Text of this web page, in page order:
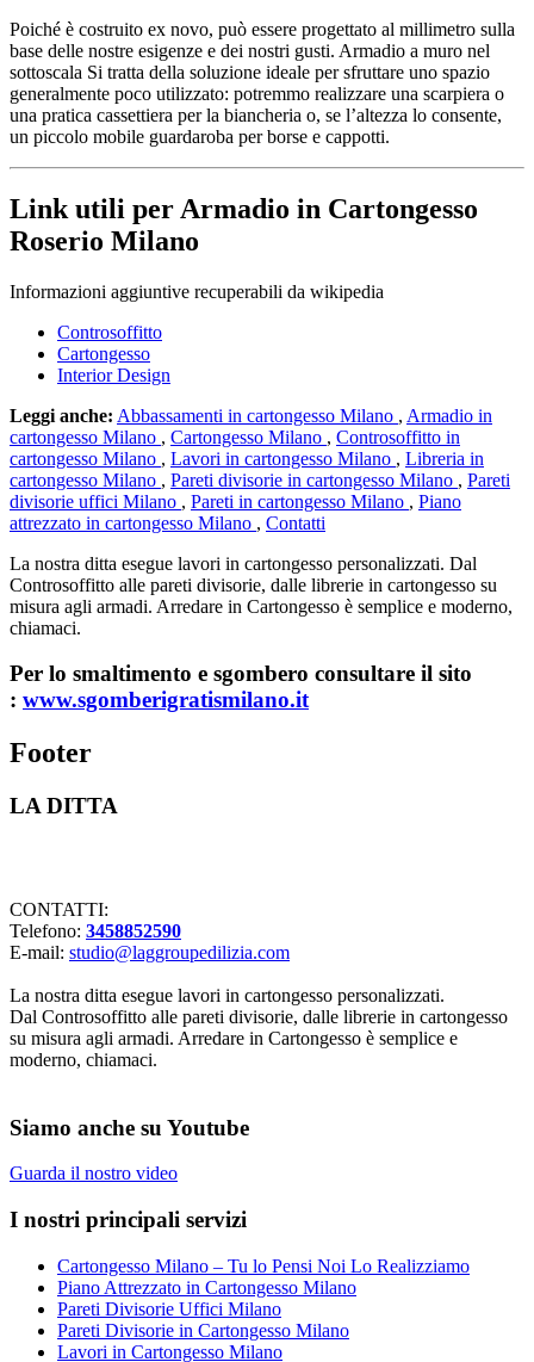
Poiché è costruito ex novo, può essere progettato al millimetro sulla
base delle nostre esigenze e dei nostri gusti. Armadio a muro nel
sottoscala Si tratta della soluzione ideale per sfruttare uno spazio
generalmente poco utilizzato: potremmo realizzare una scarpiera o
una pratica cassettiera per la biancheria o, se l’altezza lo consente,
un piccolo mobile guardaroba per borse e cappotti.
Link utili per Armadio in Cartongesso
Roserio Milano
Informazioni aggiuntive recuperabili da wikipedia
Controsoffitto
Cartongesso
Interior Design
Leggi anche: Abbassamenti in cartongesso Milano , Armadio in
cartongesso Milano , Cartongesso Milano , Controsoffitto in
cartongesso Milano , Lavori in cartongesso Milano , Libreria in
cartongesso Milano , Pareti divisorie in cartongesso Milano , Pareti
divisorie uffici Milano , Pareti in cartongesso Milano , Piano
attrezzato in cartongesso Milano , Contatti
La nostra ditta esegue lavori in cartongesso personalizzati. Dal
Controsoffitto alle pareti divisorie, dalle librerie in cartongesso su
misura agli armadi. Arredare in Cartongesso è semplice e moderno,
chiamaci.
Per lo smaltimento e sgombero consultare il sito
: www.sgomberigratismilano.it
Footer
LA DITTA
CONTATTI:
Telefono: 3458852590
E-mail: studio@laggroupedilizia.com
La nostra ditta esegue lavori in cartongesso personalizzati.
Dal Controsoffitto alle pareti divisorie, dalle librerie in cartongesso
su misura agli armadi. Arredare in Cartongesso è semplice e
moderno, chiamaci.
Siamo anche su Youtube
Guarda il nostro video
I nostri principali servizi
Cartongesso Milano – Tu lo Pensi Noi Lo Realizziamo
Piano Attrezzato in Cartongesso Milano
Pareti Divisorie Uffici Milano
Pareti Divisorie in Cartongesso Milano
Lavori in Cartongesso Milano